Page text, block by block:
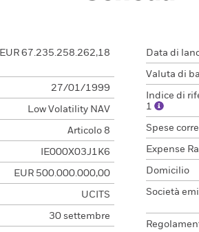
EUR 67.235.258.262,18
27/01/1999
Low Volatility NAV
Articolo 8
IE000X03J1K6
EUR 500.000.000,00
UCITS
30 settembre
Data di
Valuta di
Indice di
1
Spese
Expense
Domicilio
Società